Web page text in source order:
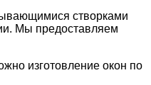
створками
Мы предоставляем
изготовление окон по